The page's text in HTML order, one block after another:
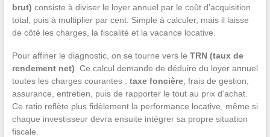
brut) consiste à diviser le loyer annuel par le coût d’acquisition
total, puis à multiplier par cent. Simple à calculer, mais il laisse
de côté les charges, la fiscalité et la vacance locative.
Pour affiner le diagnostic, on se tourne vers le TRN (taux de
rendement net) . Ce calcul demande de déduire du loyer annuel
toutes les charges courantes : taxe foncière, frais de gestion,
assurance, entretien, puis de rapporter le tout au prix d’achat.
Ce ratio reflète plus fidèlement la performance locative, même si
chaque investisseur devra ensuite intégrer sa propre situation
fiscale.